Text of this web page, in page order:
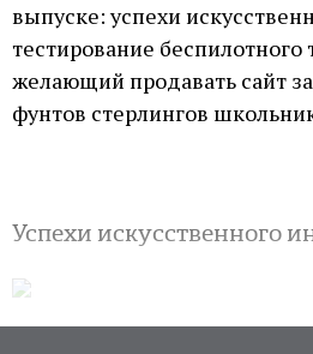
выпуске: успехи
тестирование беспилотного
желающий продавать сайт
фунтов стерлингов
Успехи искусственного